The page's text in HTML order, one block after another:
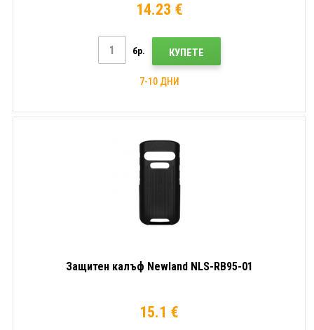
14.23 €
бр. КУПЕТЕ
7-10 ДНИ
Защитен калъф Newland NLS-RB95-01
15.1 €